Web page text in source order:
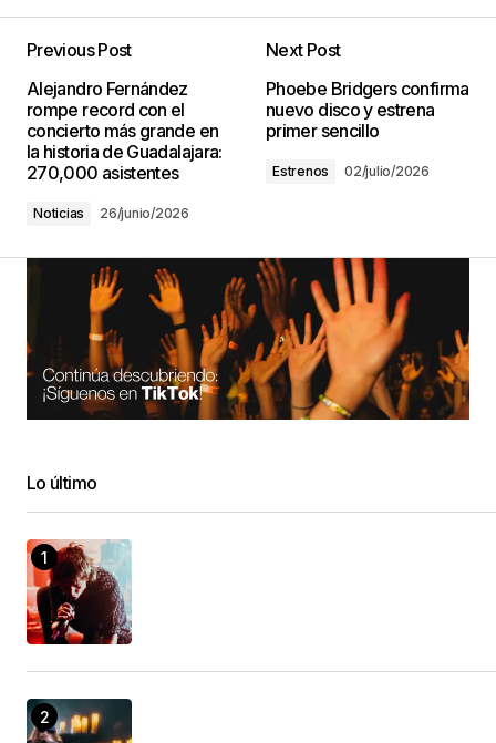
Previous Post
Alejandro Fernández
rompe record con el
concierto más grande en
la historia de Guadalajara:
270,000 asistentes
Noticias 26/junio/2026
Next Post
Phoebe Bridgers confirma
nuevo disco y estrena
primer sencillo
Estrenos 02/julio/2026
Lo último